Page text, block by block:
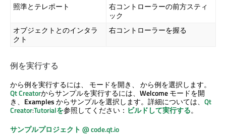
照準とテレポート
右コントローラーの前方スティ
ック
オブジェクトとのインタラ
クト
右コントローラーを握る
例を実行する
から例を実行するには、 モードを開き、 から例を選択します。
Qt Creatorからサンプルを実行するには、 Welcomeモードを開
き、 Examplesからサンプルを選択します。詳細については、 Qt
Creator:Tutorialを参照してください： ビルドして実行する。
サンプルプロジェクト @ code.qt.io